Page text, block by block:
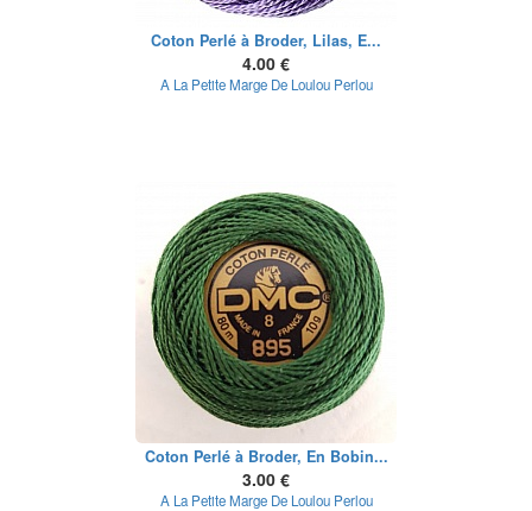
Coton Perlé à Broder, Lilas, E...
4.00 €
A La Petite Marge De Loulou Perlou
Coton Perlé à Broder, En Bobin...
3.00 €
A La Petite Marge De Loulou Perlou